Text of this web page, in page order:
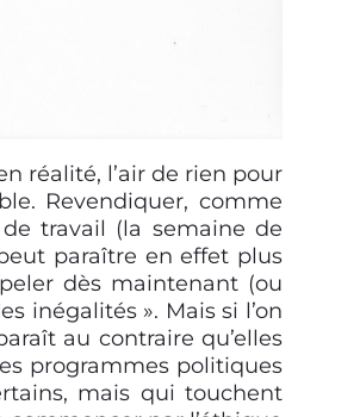
réalité, l’air de rien pour
Revendiquer, comme
travail (la semaine de
paraître en effet plus
dès maintenant (ou
inégalités ». Mais si l’on
au contraire qu’elles
programmes politiques
mais qui touchent